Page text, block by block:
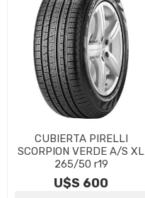
CUBIERTA PIRELLI
SCORPION VERDE A/S XL
265/50 r19
U$S 600